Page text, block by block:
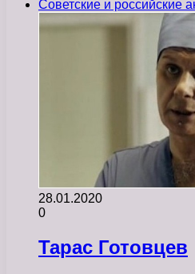
Советские и российские
28.01.2020
0
Тарас Готовцев